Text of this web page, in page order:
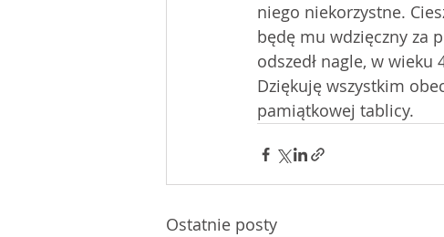
niego niekorzystne.
będę mu wdzięczny za
odszedł nagle, w
Dziękuję wszystkim
pamiątkowej tablicy.
Ostatnie posty